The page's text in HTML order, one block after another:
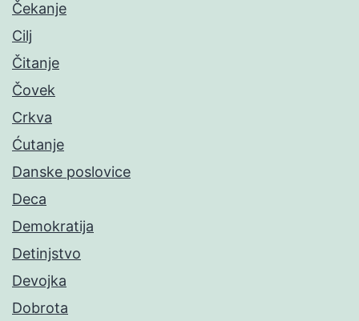
Čekanje
Cilj
Čitanje
Čovek
Crkva
Ćutanje
Danske poslovice
Deca
Demokratija
Detinjstvo
Devojka
Dobrota